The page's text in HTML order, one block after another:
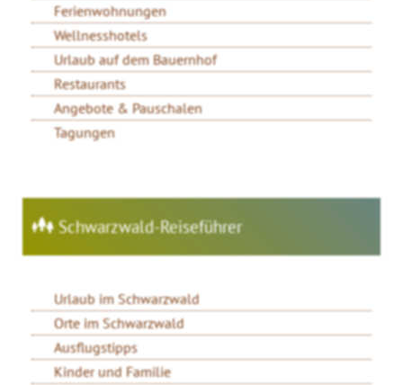
Ferienwohnungen
Wellnesshotels
Urlaub auf dem Bauernhof
Restaurants
Angebote & Pauschalen
Tagungen
Schwarzwald-Reiseführer
Urlaub im Schwarzwald
Orte im Schwarzwald
Ausflugstipps
Kinder und Familie